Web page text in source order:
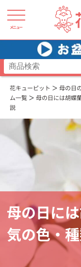
メニュー
花キューピット 母の日
ム一覧
母の日には胡蝶
説
母の日に
気の色・